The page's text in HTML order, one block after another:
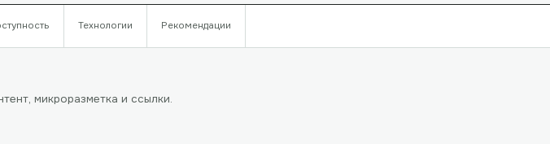
Технологии Рекомендации
микроразметка и ссылки.